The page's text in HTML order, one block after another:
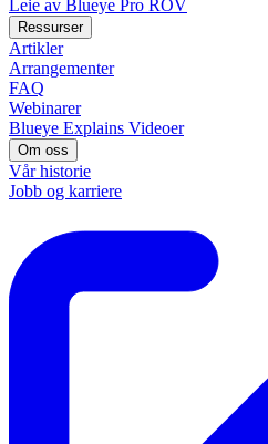
Leie av Blueye Pro ROV
Ressurser
Artikler
Arrangementer
FAQ
Webinarer
Blueye Explains Videoer
Om oss
Vår historie
Jobb og karriere